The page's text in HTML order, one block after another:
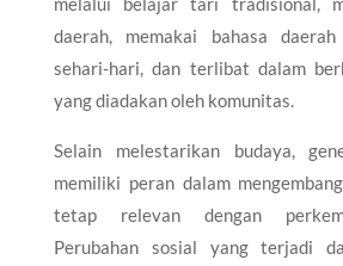
daerah, memakai bahasa
sehari-hari, dan terlibat dalam
yang diadakan oleh komunitas.
Selain melestarikan budaya,
memiliki peran dalam
tetap relevan dengan
Perubahan sosial yang terjadi